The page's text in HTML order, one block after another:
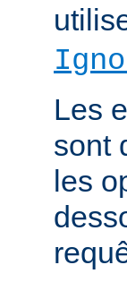
Les
sont
les